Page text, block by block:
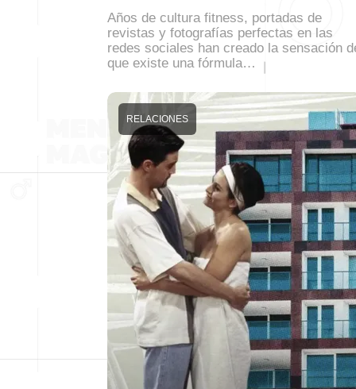
Años de cultura fitness, portadas de
revistas y fotografías perfectas en las
redes sociales han creado la sensación
que existe una fórmula…
RELACIONES